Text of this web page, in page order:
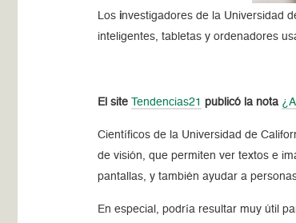
Los investigadores de la Universidad
inteligentes, tabletas y ordenadores
El siteTendencias21 publicó la nota
Científicos de la Universidad de
de visión, que permiten ver textos e
pantallas, y también ayudar a
En especial, podría resultar muy útil